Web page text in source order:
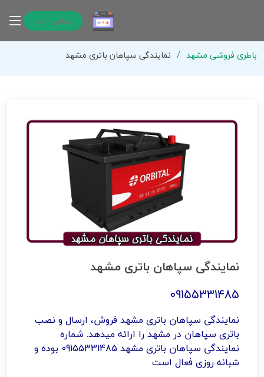
تماس با ما
باطری فروشی مشهد نمایندگی سپاهان باتری مشهد
نمایندگی سپاهان باتری مشهد
09155331485
نمایندگی سپاهان باتری مشهد فروش، ارسال و نصب
باتری سپاهان در مشهد را ارائه میدهد. شماره
نمایندگی سپاهان باتری مشهد 09155331485 بوده و
شبانه روزی فعال است